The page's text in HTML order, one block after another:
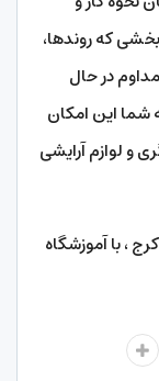
که روندها،
در حال
این امکان
و لوازم آرایشی
، با آموزشگاه